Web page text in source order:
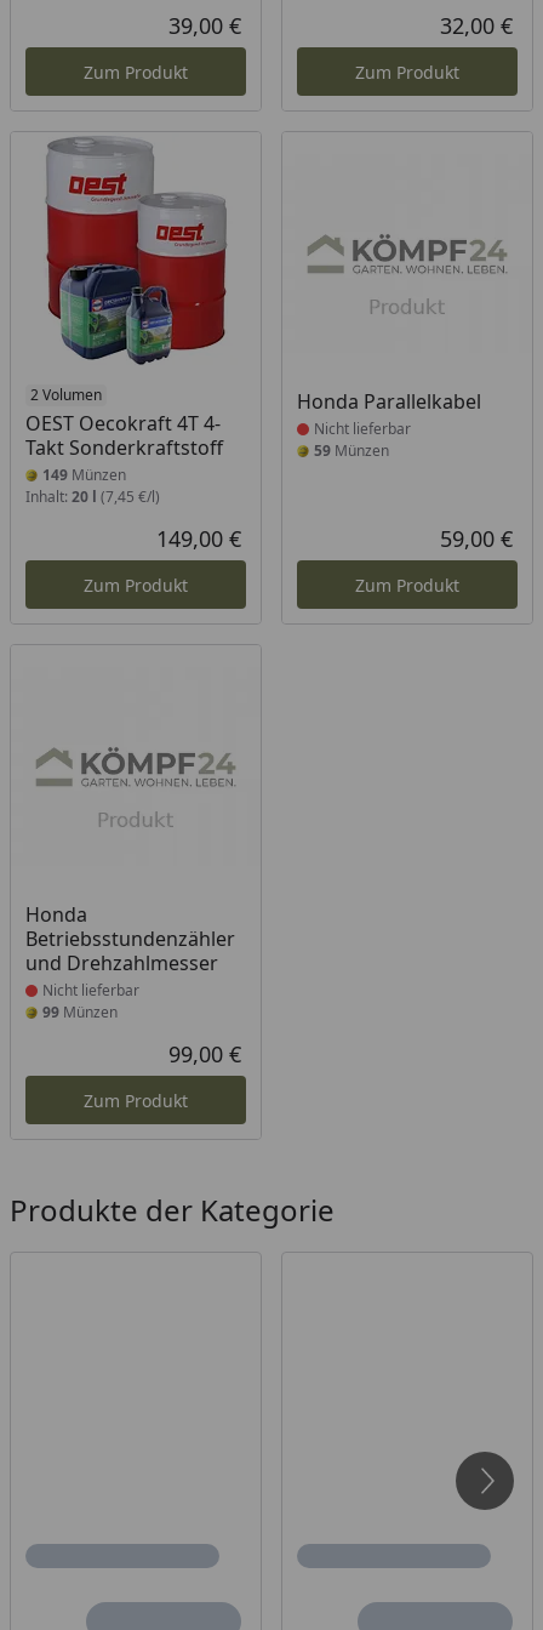
Aktueller Preis
39,00 €
Zum Produkt
32,00 €
Zum Produkt
2 Volumen
OEST Oecokraft 4T 4-
Takt Sonderkraftstoff
149 Münzen
Inhalt: 20 l (7,45 €/l)
Aktueller Preis
149,00 €
Zum Produkt
Honda Parallelkabel
Produkt nicht lieferbar
Nicht lieferbar
59Münzen
59,00 €
Zum Produkt
Honda
Betriebsstundenzähler
und Drehzahlmesser
Produkt nicht lieferbar
Nicht lieferbar
99 Münzen
Aktueller Preis
99,00 €
Zum Produkt
Produkte der Kategorie